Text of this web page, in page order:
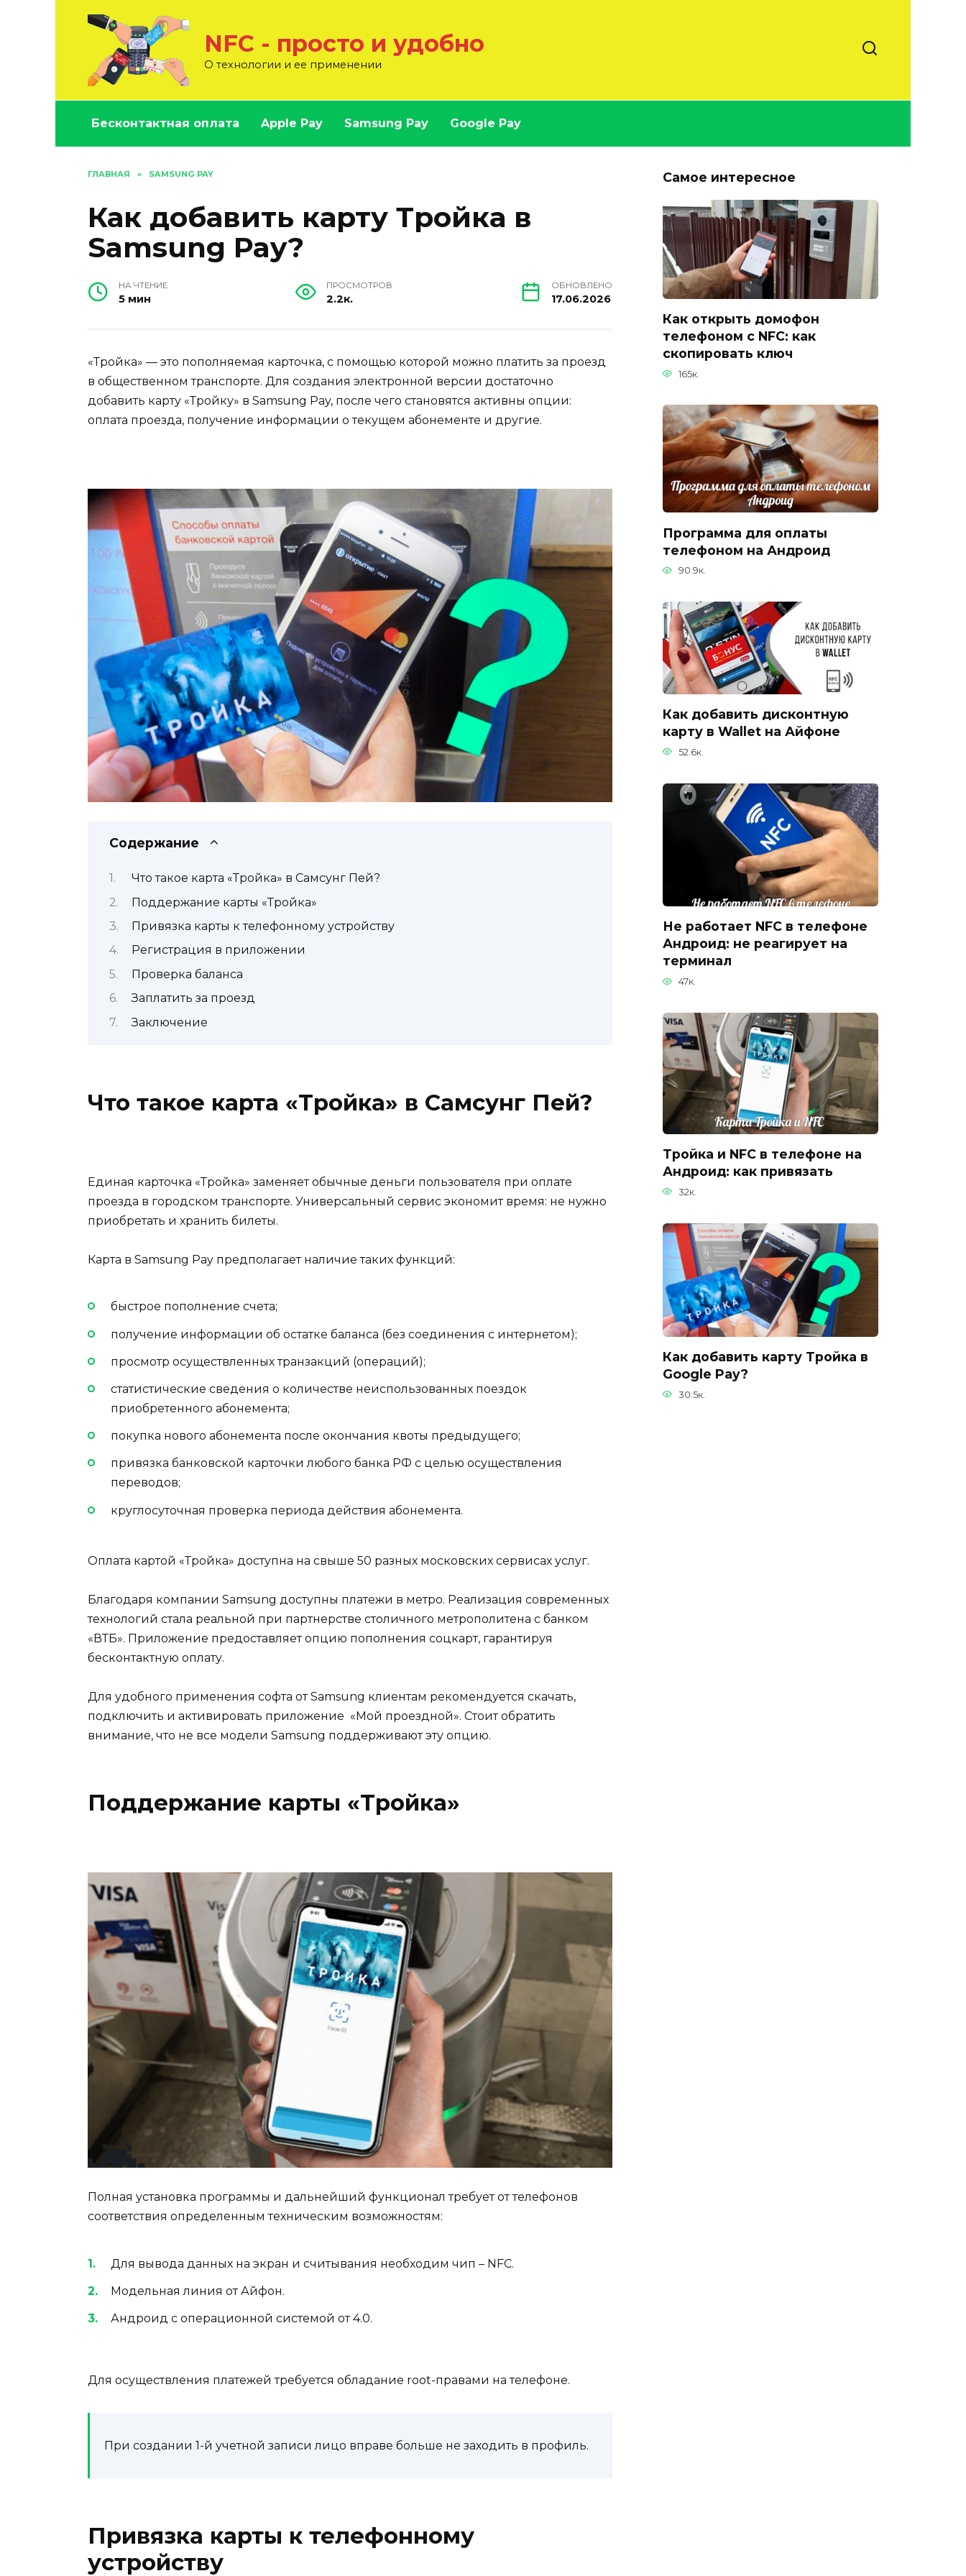
NFC - просто и удобно
О технологии и ее применении
Бесконтактная оплата Apple Pay Samsung Pay Google Pay
ГЛАВНАЯ » SAMSUNG PAY
Как добавить карту Тройка в
Samsung Pay?
НА ЧТЕНИЕ
5 мин
ПРОСМОТРОВ
2.2к.
ОБНОВЛЕНО
17.06.2026
«Тройка» — это пополняемая карточка, с помощью которой можно платить за проезд
в общественном транспорте. Для создания электронной версии достаточно
добавить карту «Тройку» в Samsung Pay, после чего становятся активны опции:
оплата проезда, получение информации о текущем абонементе и другие.
Содержание
Что такое карта «Тройка» в Самсунг Пей?
Поддержание карты «Тройка»
Привязка карты к телефонному устройству
Регистрация в приложении
Проверка баланса
Заплатить за проезд
Заключение
Что такое карта «Тройка» в Самсунг Пей?
Единая карточка «Тройка» заменяет обычные деньги пользователя при оплате
проезда в городском транспорте. Универсальный сервис экономит время: не нужно
приобретать и хранить билеты.
Карта в Samsung Pay предполагает наличие таких функций:
быстрое пополнение счета;
получение информации об остатке баланса (без соединения с интернетом);
просмотр осуществленных транзакций (операций);
статистические сведения о количестве неиспользованных поездок
приобретенного абонемента;
покупка нового абонемента после окончания квоты предыдущего;
привязка банковской карточки любого банка РФ с целью осуществления
переводов;
круглосуточная проверка периода действия абонемента.
Оплата картой «Тройка» доступна на свыше 50 разных московских сервисах услуг.
Благодаря компании Samsung доступны платежи в метро. Реализация современных
технологий стала реальной при партнерстве столичного метрополитена с банком
«ВТБ». Приложение предоставляет опцию пополнения соцкарт, гарантируя
бесконтактную оплату.
Для удобного применения софта от Samsung клиентам рекомендуется скачать,
подключить и активировать приложение «Мой проездной». Стоит обратить
внимание, что не все модели Samsung поддерживают эту опцию.
Поддержание карты «Тройка»
Полная установка программы и дальнейший функционал требует от телефонов
соответствия определенным техническим возможностям:
Для вывода данных на экран и считывания необходим чип – NFC.
Модельная линия от Айфон.
Андроид с операционной системой от 4.0.
Для осуществления платежей требуется обладание root-правами на телефоне.
При создании 1-й учетной записи лицо вправе больше не заходить в профиль.
Привязка карты к телефонному
устройству
Самое интересное
Как открыть домофон
телефоном с NFC: как
скопировать ключ
165к.
Программа для оплаты
телефоном на Андроид
90.9к.
Как добавить дисконтную
карту в Wallet на Айфоне
52.6к.
Не работает NFC в телефоне
Андроид: не реагирует на
терминал
47к.
Тройка и NFC в телефоне на
Андроид: как привязать
32к.
Как добавить карту Тройка в
Google Pay?
30.5к.